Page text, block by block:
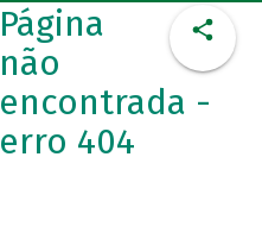
Página
não
encontrada -
erro 404